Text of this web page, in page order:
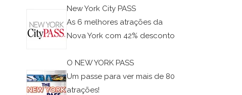
New York City PASS
As 6 melhores atrações da
Nova York com 42% desconto
O NEW YORK PASS
Um passe para ver mais de 80
atrações!